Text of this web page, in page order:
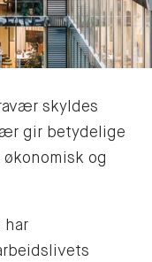
skyldes
gir betydelige
og
har